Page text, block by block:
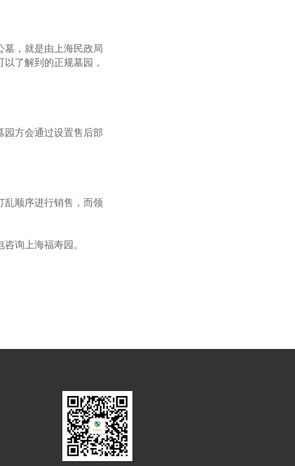
，就是由上海民政局
了解到的正规墓园，
方会通过设置售后部
顺序进行销售，而领
询上海福寿园。